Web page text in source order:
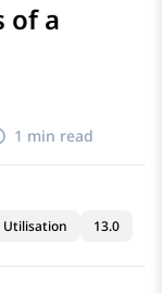
of a
1 min read
Utilisation 13.0